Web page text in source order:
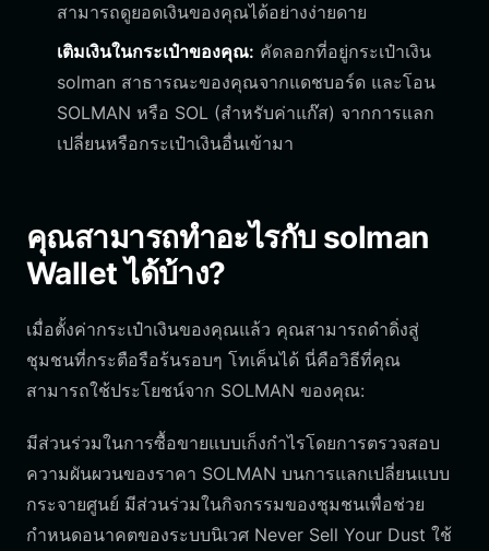
สามารถดูยอดเงินของคุณได้อย่างง่ายดาย
เติมเงินในกระเป๋าของคุณ: คัดลอกที่อยู่กระเป๋าเงิน
solman สาธารณะของคุณจากแดชบอร์ด และโอน
SOLMAN หรือ SOL (สำหรับค่าแก๊ส) จากการแลก
เปลี่ยนหรือกระเป๋าเงินอื่นเข้ามา
คุณสามารถทำอะไรกับ solman
Wallet ได้บ้าง?
เมื่อตั้งค่ากระเป๋าเงินของคุณแล้ว คุณสามารถดำดิ่งสู่
ชุมชนที่กระตือรือร้นรอบๆ โทเค็นได้ นี่คือวิธีที่คุณ
สามารถใช้ประโยชน์จาก SOLMAN ของคุณ:
มีส่วนร่วมในการซื้อขายแบบเก็งกำไรโดยการตรวจสอบ
ความผันผวนของราคา SOLMAN บนการแลกเปลี่ยนแบบ
กระจายศูนย์ มีส่วนร่วมในกิจกรรมของชุมชนเพื่อช่วย
กำหนดอนาคตของระบบนิเวศ Never Sell Your Dust ใช้